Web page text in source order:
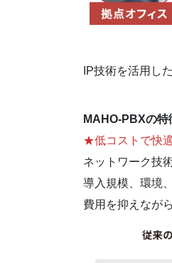
IP技術を活用し
MAHO-PBXの特
★低コストで快
ネットワーク技
導入規模、環境
費用を抑えなが